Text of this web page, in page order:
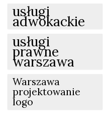
usługi
adwokackie
usługi
prawne
warszawa
Warszawa
projektowanie
logo